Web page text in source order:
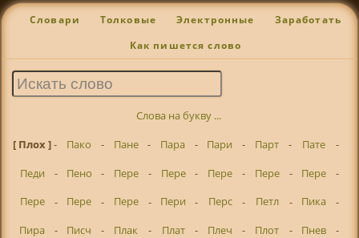
Словари Толковые Электронные Заработать
Как пишется слово
Слова на букву ...
[ Плох ]- Пако - Пане - Пара - Пари - Парт - Пате
-
Педи
- Пено - Пере - Пере - Пере - Пере - Пере
-
Пере
- Пере - Пере - Пери - Перс - Петл - Пика
-
Пира
- Писч - Плак - Плат - Плеч - Плот - Пнев
-